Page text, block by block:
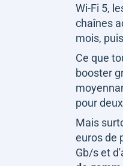
Wi-Fi 5,
chaînes
mois,
Ce que
booster
pour
Mais
euros de
Gb/s et